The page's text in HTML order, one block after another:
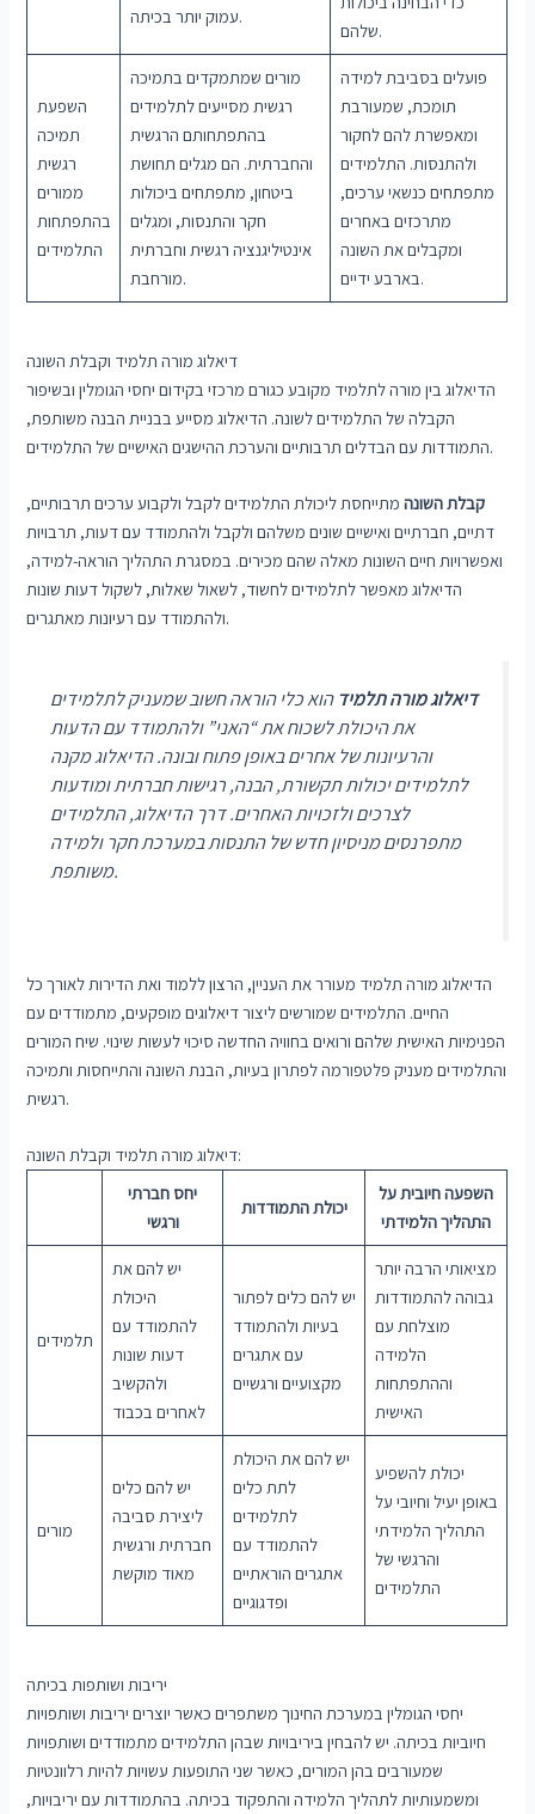
עמוק יותר בכיתה.
שלהם.
השפעת
תמיכה
רגשית
ממורים
בהתפתחות
התלמידים
מורים שמתמקדים בתמיכה
רגשית מסייעים לתלמידים
בהתפתחותם הרגשית
והחברתית. הם מגלים תחושת
ביטחון, מתפתחים ביכולות
חקר והתנסות, ומגלים
אינטיליגנציה רגשית וחברתית
מורחבת.
פועלים בסביבת למידה
תומכת, שמעורבת
ומאפשרת להם לחקור
ולהתנסות. התלמידים
מתפתחים כנשאי ערכים,
מתרכזים באחרים
ומקבלים את השונה
בארבע ידיים.
דיאלוג מורה תלמיד וקבלת השונה
הדיאלוג בין מורה לתלמיד מקובע כגורם מרכזי בקידום יחסי הגומלין ובשיפור
הקבלה של התלמידים לשונה. הדיאלוג מסייע בבניית הבנה משותפת,
התמודדות עם הבדלים תרבותיים והערכת ההישגים האישיים של התלמידים.
קבלת השונהמתייחסת ליכולת התלמידים לקבל ולקבוע ערכים תרבותיים,
דתיים, חברתיים ואישיים שונים משלהם ולקבל ולהתמודד עם דעות, תרבויות
ואפשרויות חיים השונות מאלה שהם מכירים. במסגרת התהליך הוראה-למידה,
הדיאלוג מאפשר לתלמידים לחשוד, לשאול שאלות, לשקול דעות שונות
ולהתמודד עם רעיונות מאתגרים.
דיאלוג מורה תלמידהוא כלי הוראה חשוב שמעניק לתלמידים
את היכולת לשכוח את “האני” ולהתמודד עם הדעות
והרעיונות של אחרים באופן פתוח ובונה. הדיאלוג מקנה
לתלמידים יכולות תקשורת, הבנה, רגישות חברתית ומודעות
לצרכים ולזכויות האחרים. דרך הדיאלוג, התלמידים
מתפרנסים מניסיון חדש של התנסות במערכת חקר ולמידה
משותפת.
הדיאלוג מורה תלמיד מעורר את העניין, הרצון ללמוד ואת הדירות לאורך כל
החיים. התלמידים שמורשים ליצור דיאלוגים מופקעים, מתמודדים עם
הפנימיות האישית שלהם ורואים בחוויה החדשה סיכוי לעשות שינוי. שיח המורים
והתלמידים מעניק פלטפורמה לפתרון בעיות, הבנת השונה והתייחסות ותמיכה
רגשית.
דיאלוג מורה תלמיד וקבלת השונה:
יחס חברתי
ורגשי
יכולת התמודדות
השפעה חיובית על
התהליך הלמידתי
תלמידים
יש להם את
היכולת
להתמודד עם
דעות שונות
ולהקשיב
לאחרים בכבוד
יש להם כלים לפתור
בעיות ולהתמודד
עם אתגרים
מקצועיים ורגשיים
מציאותי הרבה יותר
גבוהה להתמודדות
מוצלחת עם
הלמידה
וההתפתחות
האישית
מורים
יש להם כלים
ליצירת סביבה
חברתית ורגשית
מאוד מוקשת
יש להם את היכולת
לתת כלים
לתלמידים
להתמודד עם
אתגרים הוראתיים
ופדגוגיים
יכולת להשפיע
באופן יעיל וחיובי על
התהליך הלמידתי
והרגשי של
התלמידים
יריבות ושותפות בכיתה
יחסי הגומלין במערכת החינוך משתפרים כאשר יוצרים יריבות ושותפויות
חיוביות בכיתה. יש להבחין ביריבויות שבהן התלמידים מתמודדים ושותפויות
שמעורבים בהן המורים, כאשר שני התופעות עשויות להיות רלוונטיות
ומשמעותיות לתהליך הלמידה והתפקוד בכיתה. בהתמודדות עם יריבויות,